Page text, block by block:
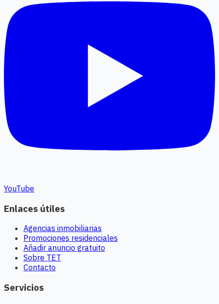
YouTube
Enlaces útiles
Agencias inmobiliarias
Promociones residenciales
Añadir anuncio gratuito
Sobre TET
Contacto
Servicios